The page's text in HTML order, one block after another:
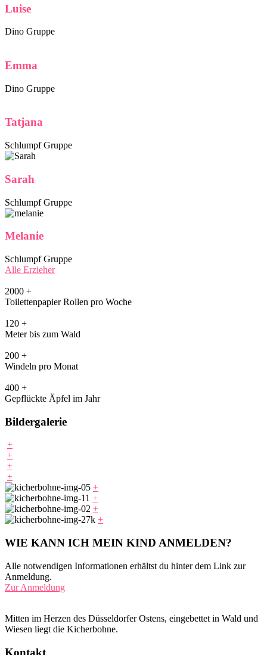
Luise
Dino Gruppe
Emma
Dino Gruppe
Tatjana
Schlumpf Gruppe
Sarah
Schlumpf Gruppe
Melanie
Schlumpf Gruppe
Alle Erzieher
2000 +
Toilettenpapier Rollen pro Woche
120 +
Meter bis zum Wald
200 +
Windeln pro Monat
400 +
Gepflückte Äpfel im Jahr
Bildergalerie
+
+
+
+
+
+
+
+
WIE KANN ICH MEIN KIND ANMELDEN?
Alle notwendigen Informationen erhältst du hinter dem Link zur
Anmeldung.
Zur Anmeldung
Mitten im Herzen des Düsseldorfer Ostens, eingebettet in Wald und
Wiesen liegt die Kicherbohne.
Kontakt